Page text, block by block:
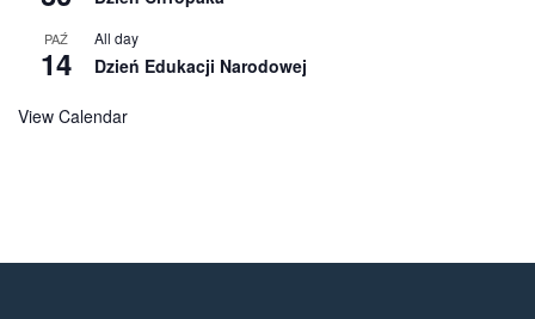
PAŹ
14
All day
Dzień Edukacji Narodowej
View Calendar